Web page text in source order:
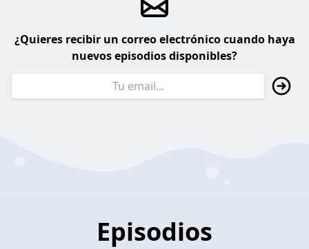
¿Quieres recibir un correo electrónico cuando haya
nuevos episodios disponibles?
Episodios